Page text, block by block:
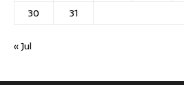
30
31
« Jul